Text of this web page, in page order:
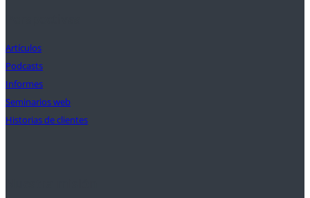
Artículos
Podcasts
Informes
Seminarios web
Historias de clientes